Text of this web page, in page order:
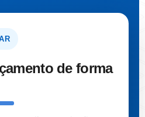
de forma